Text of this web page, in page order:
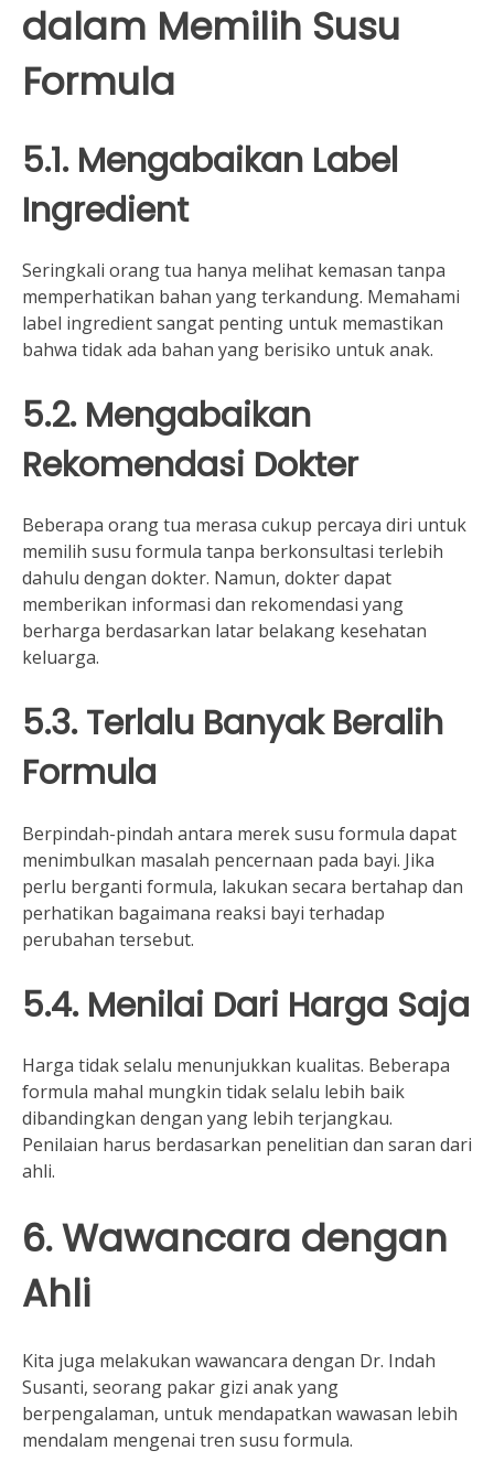
dalam Memilih Susu
Formula
5.1. Mengabaikan Label
Ingredient
Seringkali orang tua hanya melihat kemasan tanpa
memperhatikan bahan yang terkandung. Memahami
label ingredient sangat penting untuk memastikan
bahwa tidak ada bahan yang berisiko untuk anak.
5.2. Mengabaikan
Rekomendasi Dokter
Beberapa orang tua merasa cukup percaya diri untuk
memilih susu formula tanpa berkonsultasi terlebih
dahulu dengan dokter. Namun, dokter dapat
memberikan informasi dan rekomendasi yang
berharga berdasarkan latar belakang kesehatan
keluarga.
5.3. Terlalu Banyak Beralih
Formula
Berpindah-pindah antara merek susu formula dapat
menimbulkan masalah pencernaan pada bayi. Jika
perlu berganti formula, lakukan secara bertahap dan
perhatikan bagaimana reaksi bayi terhadap
perubahan tersebut.
5.4. Menilai Dari Harga Saja
Harga tidak selalu menunjukkan kualitas. Beberapa
formula mahal mungkin tidak selalu lebih baik
dibandingkan dengan yang lebih terjangkau.
Penilaian harus berdasarkan penelitian dan saran dari
ahli.
6. Wawancara dengan
Ahli
Kita juga melakukan wawancara dengan Dr. Indah
Susanti, seorang pakar gizi anak yang
berpengalaman, untuk mendapatkan wawasan lebih
mendalam mengenai tren susu formula.